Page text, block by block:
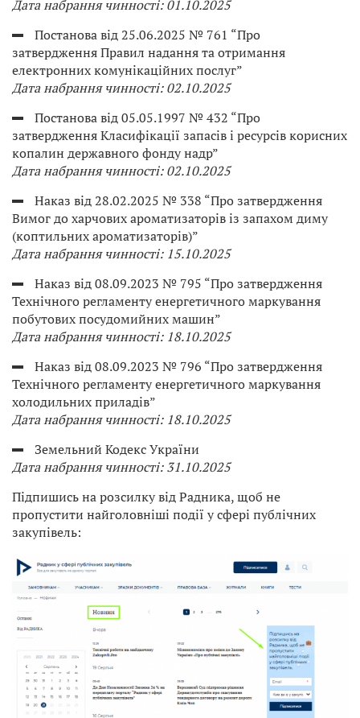
Дата набрання чинності: 01.10.2025
Постанова від 25.06.2025 № 761 “Про
затвердження Правил надання та отримання
електронних комунікаційних послуг”
Дата набрання чинності: 02.10.2025
Постанова від 05.05.1997 № 432 “Про
затвердження Класифікації запасів і ресурсів корисних
копалин державного фонду надр”
Дата набрання чинності: 02.10.2025
Наказ від 28.02.2025 № 338 “Про затвердження
Вимог до харчових ароматизаторів із запахом диму
(коптильних ароматизаторів)”
Дата набрання чинності: 15.10.2025
Наказ від 08.09.2023 № 795 “Про затвердження
Технічного регламенту енергетичного маркування
побутових посудомийних машин”
Дата набрання чинності: 18.10.2025
Наказ від 08.09.2023 № 796 “Про затвердження
Технічного регламенту енергетичного маркування
холодильних приладів”
Дата набрання чинності: 18.10.2025
Земельний Кодекс України
Дата набрання чинності: 31.10.2025
Підпишись на розсилку від Радника, щоб не
пропустити найголовніші події у сфері публічних
закупівель: